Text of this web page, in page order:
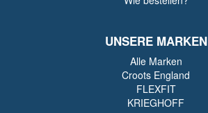
UNSERE MARKEN
Alle Marken
Croots England
FLEXFIT
KRIEGHOFF